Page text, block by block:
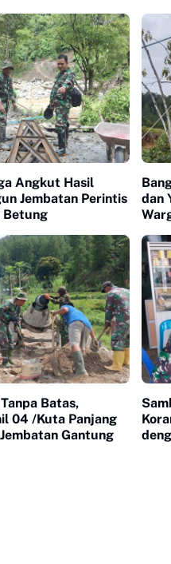
Angkut Hasil
Jembatan Perintis
Betung
dan
Batas,
04 /Kuta Panjang
Gantung